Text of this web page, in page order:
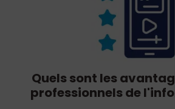
Quels sont les
professionnels de